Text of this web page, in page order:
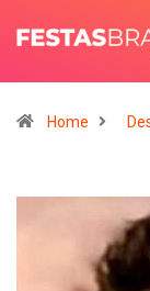
Home